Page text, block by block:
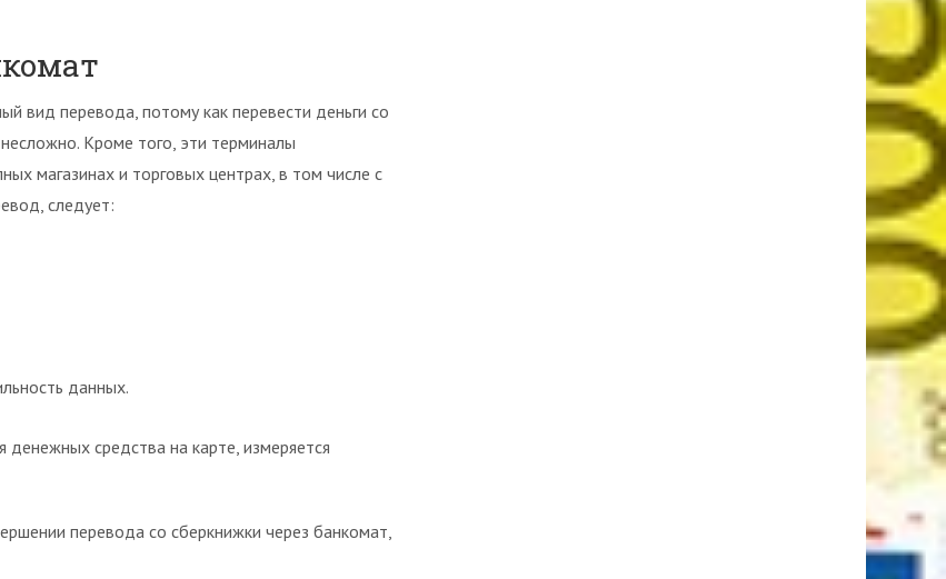
вид перевода, потому как перевести деньги со
Кроме того, эти терминалы
магазинах и торговых центрах, в том числе с
следует:
данных.
средства на карте, измеряется
перевода со сберкнижки через банкомат,